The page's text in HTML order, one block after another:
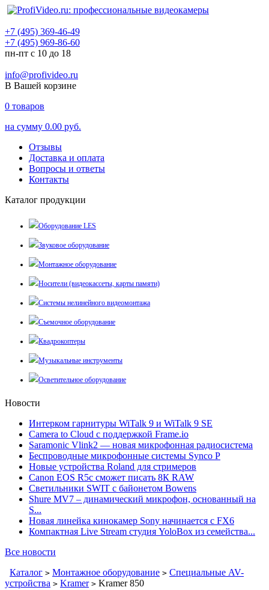
+7 (495) 369-46-49
+7 (495) 969-86-60
пн-пт с 10 до 18
info@profivideo.ru
В Вашей корзине
0 товаров
на сумму 0.00 руб.
Отзывы
Доставка и оплата
Вопросы и ответы
Контакты
Каталог продукции
Оборудование LES
Звуковое оборудование
Монтажное оборудование
Носители (видеокассеты, карты памяти)
Системы нелинейного видеомонтажа
Съемочное оборудование
Квадрокоптеры
Музыкальные инструменты
Осветительное оборудование
Новости
Интерком гарнитуры WiTalk 9 и WiTalk 9 SE
Camera to Cloud с поддержкой Frame.io
Saramonic Vlink2 — новая микрофонная радиосистема
Беспроводные микрофонные системы Synco P
Новые устройства Roland для стримеров
Canon EOS R5c сможет писать 8К RAW
Светильники SWIT с байонетом Bowens
Shure MV7 – динамический микрофон, основанный на
S...
Новая линейка кинокамер Sony начинается с FX6
Компактная Live Stream студия YoloBox из семейства...
Все новости
Каталог > Монтажное оборудование > Специальные AV-
устройства > Kramer > Kramer 850